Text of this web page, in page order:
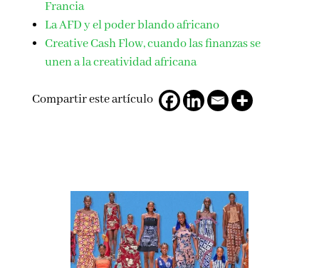
Francia
La AFD y el poder blando africano
Creative Cash Flow, cuando las finanzas se
unen a la creatividad africana
Compartir este artículo